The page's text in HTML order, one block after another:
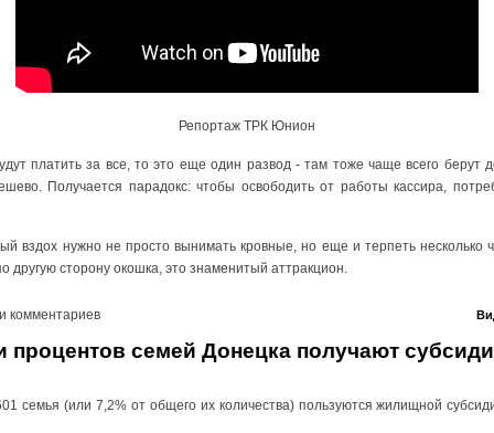
Репортаж ТРК Юнион
платить за все, то это еще один развод - там тоже чаще всего берут
Получается парадокс: чтобы освободить от работы кассира,
вздох нужно не просто вынимать кровные, но еще и терпеть несколько
другую сторону окошка, это знаменитый аттракцион.
комментариев
процентов семей Донецка получают
семья (или 7,2% от общего их количества) пользуются жилищной